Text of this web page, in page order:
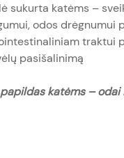
sukurta katėms –
odos drėgnumui
traktui
pasišalinimą
katėms – odai